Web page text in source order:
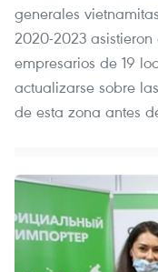
generales
2020-2023
empresarios de 19
actualizarse sobre
de esta zona antes